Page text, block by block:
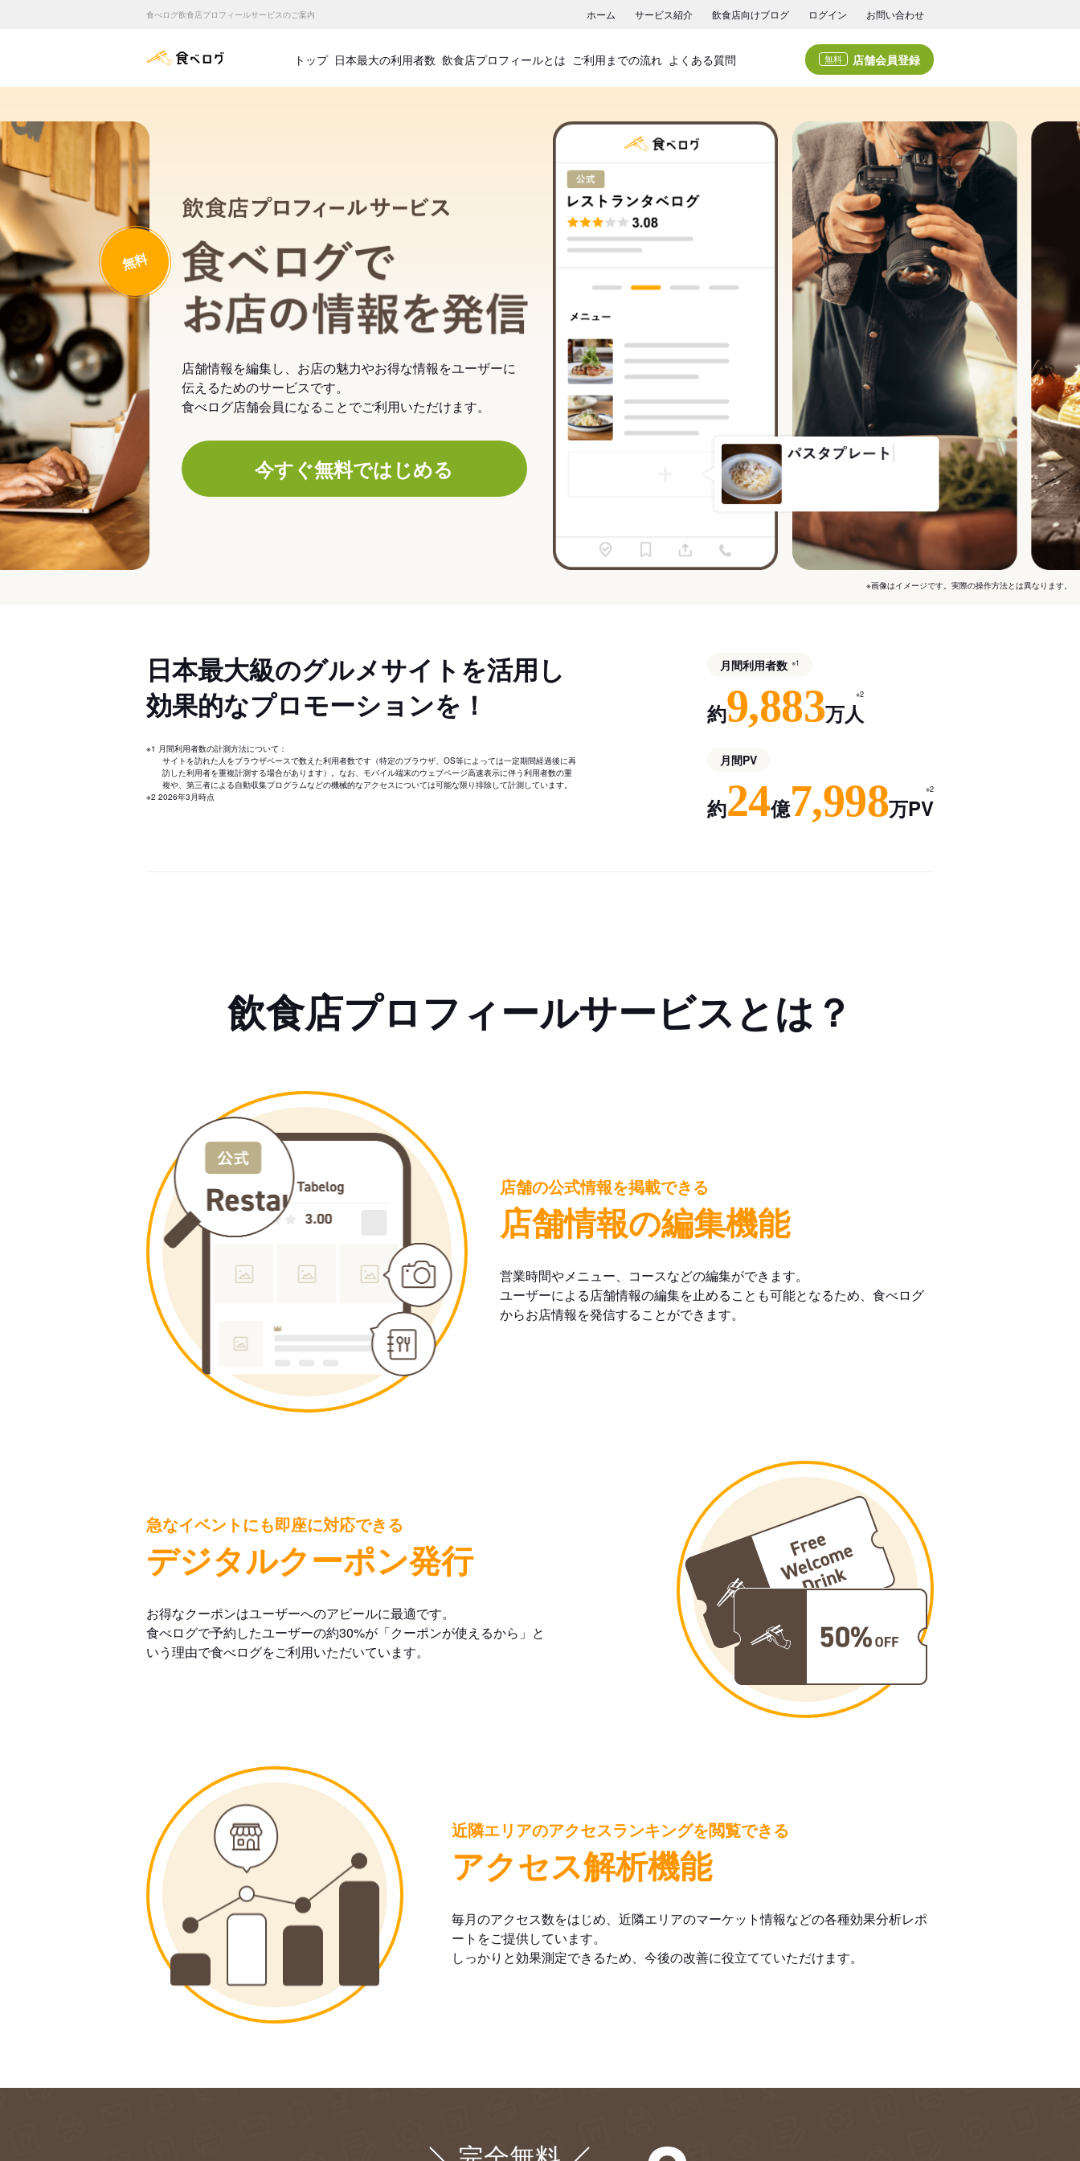
食べログ飲食店プロフィールサービスのご案内 ホーム サービス紹介 飲食店向けブログ ログイン お問い合わせ
食べログ店舗管理画面
トップ 日本最大の利用者数 飲食店プロフィールとは ご利用までの流れ よくある質問 無料 店舗会員登録
飲食店プロフィールサービス
食べログでお店の情報を発信
無料
店舗情報を編集し、お店の魅力やお得な情報をユーザーに
伝えるためのサービスです。
食べログ店舗会員になることでご利用いただけます。
今すぐ無料ではじめる
※画像はイメージです。実際の操作方法とは異なります。
日本最大級のグルメサイトを活用し
効果的なプロモーションを！
※1 月間利用者数の計測方法について：
サイトを訪れた人をブラウザベースで数えた利用者数です（特定のブラウザ、OS等によっては一定期間経過後に再
訪した利用者を重複計測する場合があります）。なお、モバイル端末のウェブページ高速表示に伴う利用者数の重
複や、第三者による自動収集プログラムなどの機械的なアクセスについては可能な限り排除して計測しています。
※2 2026年3月時点
月間利用者数 ※1
約9,883万人
※2
月間PV
約24億7,998万PV
※2
飲食店プロフィールサービスとは？
店舗の公式情報を掲載できる
店舗情報の編集機能
営業時間やメニュー、コースなどの編集ができます。
ユーザーによる店舗情報の編集を止めることも可能となるため、食べログ
からお店情報を発信することができます。
急なイベントにも即座に対応できる
デジタルクーポン発行
お得なクーポンはユーザーへのアピールに最適です。
食べログで予約したユーザーの約30%が「クーポンが使えるから」と
いう理由で食べログをご利用いただいています。
近隣エリアのアクセスランキングを閲覧できる
アクセス解析機能
毎月のアクセス数をはじめ、近隣エリアのマーケット情報などの各種効果分析レポ
ートをご提供しています。
しっかりと効果測定できるため、今後の改善に役立てていただけます。